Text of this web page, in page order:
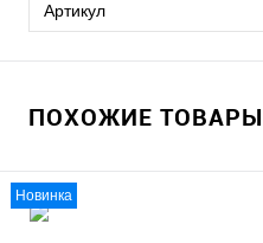
Артикул
ПОХОЖИЕ ТОВАРЫ
Новинка